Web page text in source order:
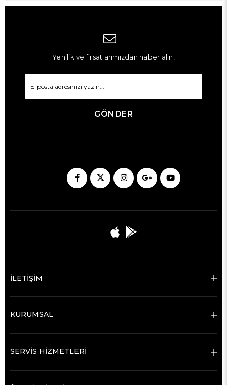
Yenilik ve fırsatlarımızdan haber alın!
GÖNDER
İLETİŞİM
KURUMSAL
SERVİS HİZMETLERİ